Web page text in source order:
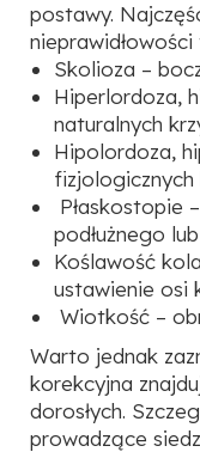
postawy.
nieprawidłowości
Skolioza –
Hiperlordoza,
naturalnych
Hipolordoza,
fizjologicznych
Płaskostopie –
podłużnego
Koślawość
ustawienie osi
Wiotkość –
Warto jednak
korekcyjna
dorosłych.
prowadzące